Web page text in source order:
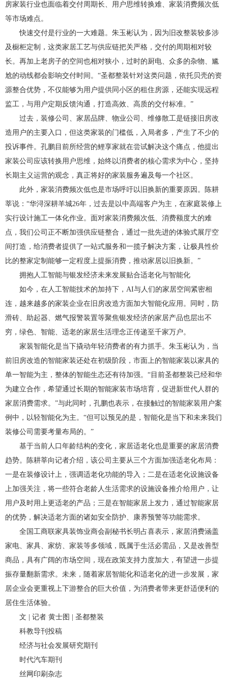
房家装行业也面临着交付周期长、用户思维转换难、家装消费频次低
等市场难点。
快速交付是行业的一大难题。朱玉彬认为，因为旧改整装较多涉
及橱柜定制，这类家居工艺与供应链把关严格，交付的周期相对较
长。再加上老房子的空间也相对狭小，过时的厨电、众多的杂物、尴
尬的动线都会影响交付时间。“圣都整装针对这类问题，依托贝壳的资
源整合优势，不仅能够为用户提供同小区的租住房源，还能实现远程
监工，与用户定期反馈沟通，打造高效、高质的交付标准。”
过去，装修公司、家居品牌、物业公司、维修散工是链接旧房改
造用户的主要入口，但这类家装的门槛低，入局者多，产生了不少的
投诉事件。孔鹏目前所经营的鲤享家就在尝试解决这个痛点，他提出
家装公司应该转换用户思维，始终以消费者的核心需求为中心，坚持
长期主义运营的观念，真正将好的家装服务遍及每一个社区。
此外，家装消费频次低也是市场呼吁以旧换新的重要原因。陈耕
莘说：“华浔深耕羊城26年，过去是以中高端客户为主，在家庭装修上
实行设计施工一体化作业。面对家装消费频次低、消费额度大的难
点，我们公司正不断加强供应链整合，通过一批先进的体验式展厅空
间打造，给消费者提供了一站式服务和一揽子解决方案，让极具性价
比的整家定制能够一定程度上提振消费，推动家居以旧换新。”
拥抱人工智能与银发经济未来发展贴合适老化与智能化
如今，在人工智能技术的加持下，AI与人们的家居空间紧密相
连，越来越多的家装企业在旧房改造方面加大智能化应用。同时，防
滑砖、助起器、燃气报警装置等聚焦银发经济的家居产品也层出不
穷，绿色、智能、适老的家居生活理念正传递至千家万户。
家装智能化是当下撬动年轻消费者的有力抓手。朱玉彬认为，当
前旧房改造的智能家装还处在初级阶段，市面上的智能家装以家具的
单一智能为主，整体的智能生态还有待加强。“目前圣都整装已经和华
为建立合作，希望通过长期的智能家装市场培育，促进新世代人群的
家居消费需求。”与此同时，孔鹏也表示，在接触过的智能家装用户案
例中，以轻智能化为主。“但可以预见的是，智能化是当下和未来我们
装修公司需要考量布局的。”
基于当前人口年龄结构的变化，家居适老化也是重要的家居消费
趋势。陈耕莘向记者介绍，该公司主要从三个方面加强适老化布局：
一是在装修设计上，强调适老化功能的导入；二是在适老化设施设备
上加强关注，将一些符合老龄人生活需求的设施设备推介给用户，让
用户及时用上更适老的产品；三是在智能家居上发力，通过智能家居
的优势，解决适老方面的诸如安全防护、康养预警等功能需求。
全国工商联家具装饰业商会副秘书长明占喜表示，家居消费涵盖
家电、家具、家纺、家装等多领域，既属于生活必需品，又是改善型
商品，具有广阔的市场空间，现在政策支持力度加大，有望进一步提
振存量翻新需求。未来，随着家居智能化和适老化的进一步发展，家
居企业会更重视上下游整合的巨大价值，为消费者带来更舒适便利的
居住生活体验。
文 | 记者 黄士图 | 圣都整装
科教导刊投稿
经济与社会发展研究期刊
时代汽车期刊
丝网印刷杂志